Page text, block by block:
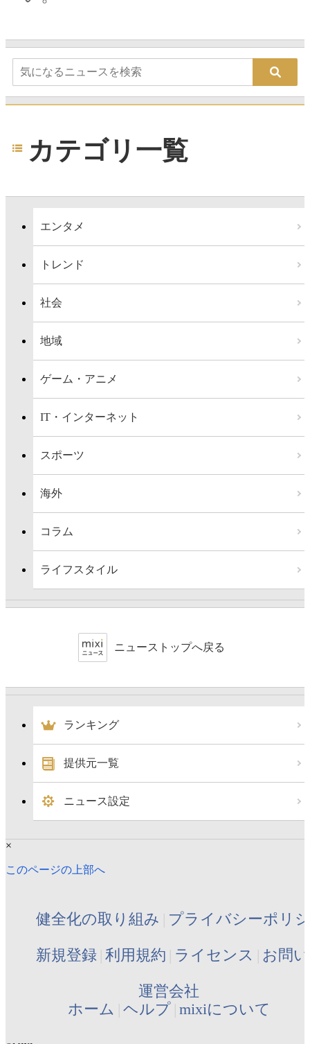
カテゴリ一覧
エンタメ
トレンド
社会
地域
ゲーム・アニメ
IT・インターネット
スポーツ
海外
コラム
ライフスタイル
ニューストップへ戻る
ランキング
提供元一覧
ニュース設定
×
このページの上部へ
健全化の取り組み プライバシーポリ
新規登録 利用規約 ライセンス お問
運営会社
ホーム ヘルプ mixiについて